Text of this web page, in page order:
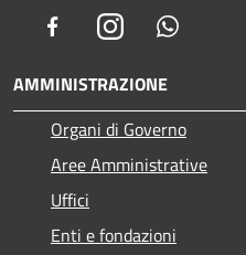
FacebookInstagram
AMMINISTRAZIONE
Organi di Governo
Aree Amministrative
Uffici
Enti e fondazioni